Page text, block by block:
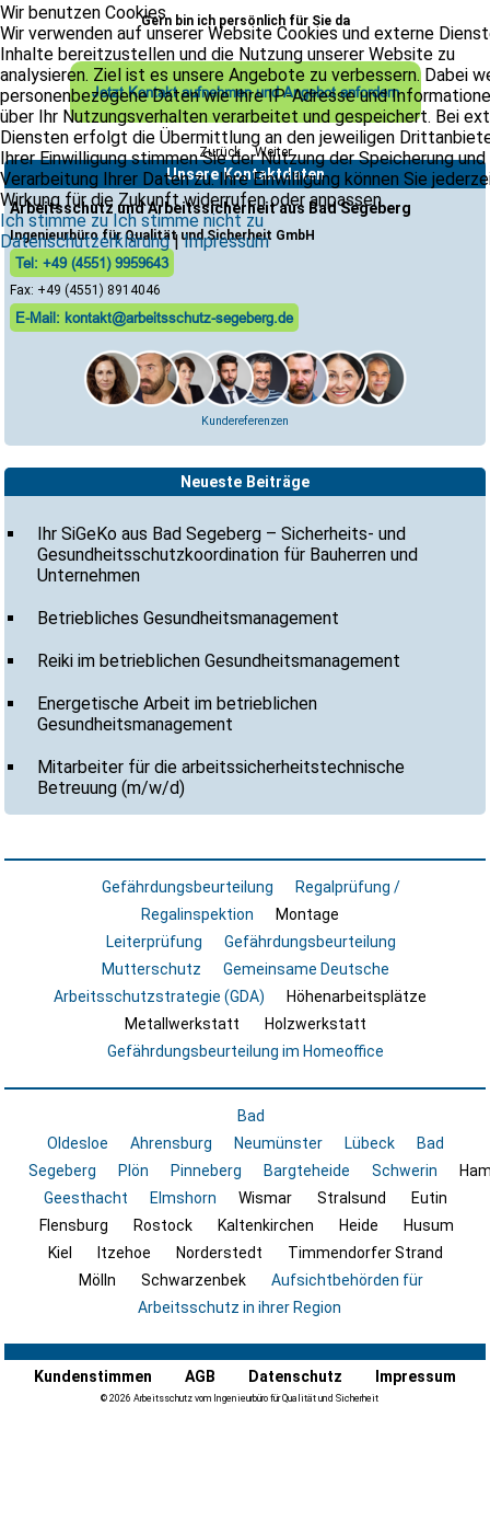
Gern bin ich persönlich für Sie da
Jetzt Kontakt aufnehmen und Angebot anfordern
Zurück Weiter
Unsere Kontaktdaten
Arbeitsschutz und Arbeitssicherheit aus Bad Segeberg
Ingenieurbüro für Qualität und Sicherheit GmbH
Tel: +49 (4551) 9959643
Fax: +49 (4551) 8914046
E-Mail: kontakt@arbeitsschutz-segeberg.de
Kundereferenzen
Neueste Beiträge
Ihr SiGeKo aus Bad Segeberg – Sicherheits- und
Gesundheitsschutzkoordination für Bauherren und
Unternehmen
Betriebliches Gesundheitsmanagement
Reiki im betrieblichen Gesundheitsmanagement
Energetische Arbeit im betrieblichen
Gesundheitsmanagement
Mitarbeiter für die arbeitssicherheitstechnische
Betreuung (m/w/d)
Gefährdungsbeurteilung
Regalprüfung /
Regalinspektion
Montage
Leiterprüfung
Gefährdungsbeurteilung
Mutterschutz
Gemeinsame Deutsche
Arbeitsschutzstrategie (GDA)
Höhenarbeitsplätze
Metallwerkstatt
Holzwerkstatt
Gefährdungsbeurteilung im Homeoffice
Bad
Oldesloe
Ahrensburg Neumünster Lübeck
Bad
Segeberg
Plön Pinneberg Bargteheide Schwerin
Geesthacht
Elmshorn Wismar Stralsund
Eutin
Flensburg
Rostock Kaltenkirchen Heide
Husum
Kiel
Itzehoe Norderstedt
Timmendorfer Strand
Mölln
Schwarzenbek
Aufsichtbehörden für
Arbeitsschutz in ihrer Region
Kundenstimmen AGB Datenschutz Impressum
© 2026 Arbeitsschutz vom Ingenieurbüro für Qualität und Sicherheit
Wir benutzen Cookies
Wir verwenden auf unserer Website Cookies und externe
Inhalte bereitzustellen und die Nutzung unserer Website zu
analysieren. Ziel ist es unsere Angebote zu verbessern. Dabei
personenbezogene Daten wie Ihre IP-Adresse und
über Ihr Nutzungsverhalten verarbeitet und gespeichert. Bei
Diensten erfolgt die Übermittlung an den jeweiligen
Ihrer Einwilligung stimmen Sie der Nutzung der Speicherung und
Verarbeitung Ihrer Daten zu. Ihre Einwilligung können Sie
Wirkung für die Zukunft widerrufen oder anpassen.
Ich stimme zu Ich stimme nicht zu
Datenschutzerklärung|Impressum